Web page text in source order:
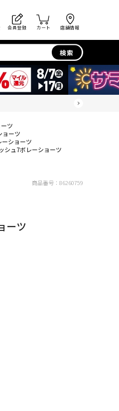
会員登録 カート 店舗情報
検索
ツ
ョーツ
ショーツ
シュ7ボレーショーツ
ーツ
商品番号： 86260759